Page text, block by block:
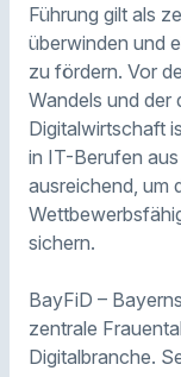
Führung gilt als
überwinden und
zu fördern. Vor
Wandels und der
Digitalwirtschaft
in IT-Berufen
ausreichend, um
sichern.
BayFiD –
zentrale
Digitalbranche.